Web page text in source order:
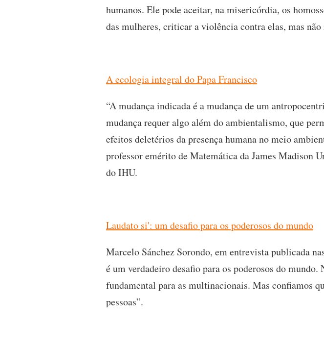
humanos. Ele pode aceitar, na misericórdia, os
das mulheres, criticar a violência contra elas, mas
A ecologia integral do Papa Francisco
“A mudança indicada é a mudança de um
mudança requer algo além do ambientalismo, que
efeitos deletérios da presença humana no meio
professor emérito de Matemática da James
do IHU.
Laudato si': um desafio para os poderosos do mundo
Marcelo Sánchez Sorondo, em entrevista publicada
é um verdadeiro desafio para os poderosos do
fundamental para as multinacionais. Mas confiamos
pessoas”.